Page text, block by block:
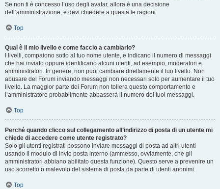
Se non ti è concesso l’uso degli avatar, allora è una decisione
dell’amministrazione, e devi chiedere a questa le ragioni.
Top
Qual è il mio livello e come faccio a cambiarlo?
I livelli, compaiono sotto al tuo nome utente, e indicano il numero di messaggi
che hai inviato oppure identificano alcuni utenti, ad esempio, moderatori e
amministratori. In genere, non puoi cambiare direttamente il tuo livello. Non
abusare del Forum inviando messaggi non necessari solo per aumentare il tuo
livello. La maggior parte dei Forum non tollera questo comportamento e
l’amministratore probabilmente abbasserà il numero dei tuoi messaggi.
Top
Perché quando clicco sul collegamento all’indirizzo di posta di un utente mi
chiede di accedere come utente registrato?
Solo gli utenti registrati possono inviare messaggi di posta ad altri utenti
usando il modulo di invio posta interno (ammesso, ovviamente, che gli
amministratori abbiano abilitato questa funzione). Questo serve a prevenire un
uso scorretto o malevolo del sistema di posta da parte di utenti anonimi.
Top